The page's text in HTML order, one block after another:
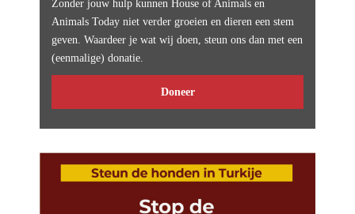
Zonder jouw hulp kunnen House of Animals en
Animals Today niet verder groeien en dieren een stem
geven. Waardeer je wat wij doen, steun ons dan met een
(eenmalige) donatie.
Doneer